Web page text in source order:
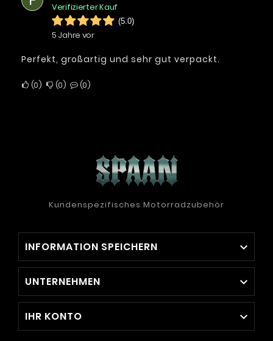
Verifizierter Kauf
(5.0)
5 Jahre vor
Perfekt, großartig und sehr gut verpackt.
0 0 0
Kundenspezifisches Motorradzubehör
INFORMATION SPEICHERN 
UNTERNEHMEN 
IHR KONTO 